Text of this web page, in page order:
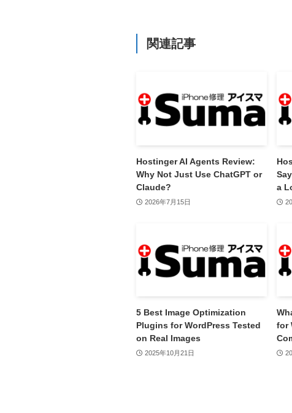
関連記事
Hostinger AI Agents Review:
Why Not Just Use ChatGPT or
Claude?
2026年7月15日
a
5 Best Image Optimization
Plugins for WordPress Tested
on Real Images
2025年10月21日
for